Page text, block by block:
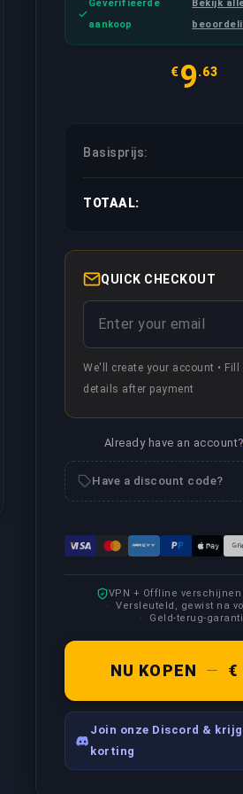
dus resulteert in een snellere
van jouw vereisten.
mistakes.
Geverifieerde
aankoop
Bekijk
€9.63
Basisprijs:
TOTAAL:
QUICK CHECKOUT
We'll create your account • Fill
details after payment
Already have an account?
Have a discount code?
VPN + Offline
Versleuteld, gewist na
Geld-terug-
NU KOPEN — €
Join onze Discord & krijg
korting